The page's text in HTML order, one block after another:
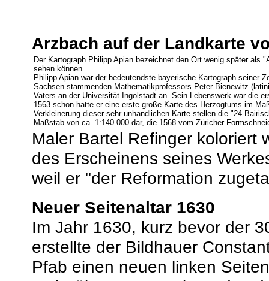
Arzbach auf der Landkarte
Der Kartograph Philipp Apian bezeichnet den Ort wenig später als
sehen können.
Philipp Apian war der bedeutendste bayerische Kartograph seiner
Sachsen stammenden Mathematikprofessors Peter Bienewitz
Vaters an der Universität Ingolstadt an. Sein Lebenswerk war die
1563 schon hatte er eine erste große Karte des Herzogtums im
Verkleinerung dieser sehr unhandlichen Karte stellen die "24
Maßstab von ca. 1:140.000 dar, die 1568 vom Züricher
Maler Bartel Refinger koloriert
des Erscheinens seines
weil er "der Reformation
Neuer Seitenaltar 1630
Im Jahr 1630, kurz bevor der
erstellte der Bildhauer
Pfab einen neuen linken